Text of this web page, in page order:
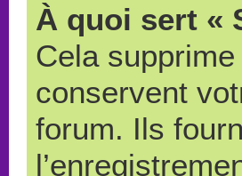
À quoi sert «
Cela
conservent
forum. Ils